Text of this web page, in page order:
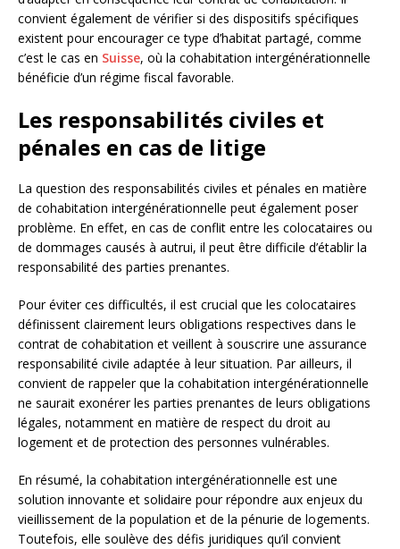
convient également de vérifier si des dispositifs spécifiques
existent pour encourager ce type d’habitat partagé, comme
c’est le cas en Suisse, où la cohabitation intergénérationnelle
bénéficie d’un régime fiscal favorable.
Les responsabilités civiles et
pénales en cas de litige
La question des responsabilités civiles et pénales en matière
de cohabitation intergénérationnelle peut également poser
problème. En effet, en cas de conflit entre les colocataires ou
de dommages causés à autrui, il peut être difficile d’établir la
responsabilité des parties prenantes.
Pour éviter ces difficultés, il est crucial que les colocataires
définissent clairement leurs obligations respectives dans le
contrat de cohabitation et veillent à souscrire une assurance
responsabilité civile adaptée à leur situation. Par ailleurs, il
convient de rappeler que la cohabitation intergénérationnelle
ne saurait exonérer les parties prenantes de leurs obligations
légales, notamment en matière de respect du droit au
logement et de protection des personnes vulnérables.
En résumé, la cohabitation intergénérationnelle est une
solution innovante et solidaire pour répondre aux enjeux du
vieillissement de la population et de la pénurie de logements.
Toutefois, elle soulève des défis juridiques qu’il convient